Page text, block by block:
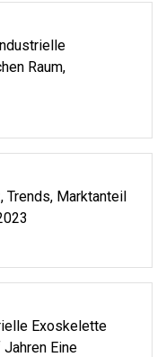
Raum,
Trends, Marktanteil
Exoskelette
Eine